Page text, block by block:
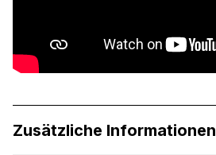
Zusätzliche Informationen